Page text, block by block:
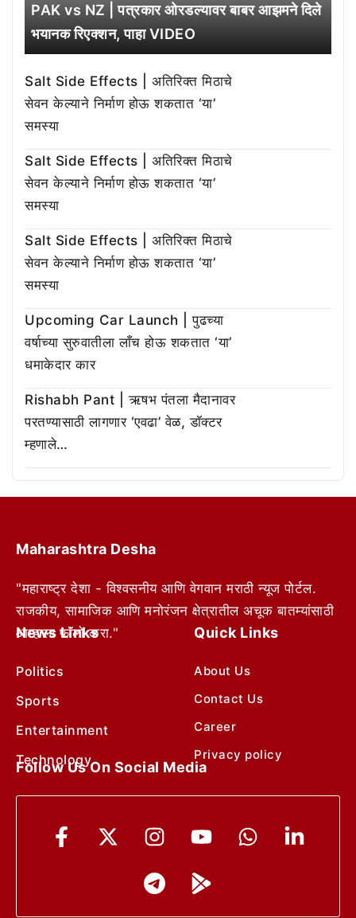
PAK vs NZ | पत्रकार ओरडल्यावर बाबर आझमने दिले
भयानक रिएक्शन, पाहा VIDEO
Salt Side Effects | अतिरिक्त मिठाचे
सेवन केल्याने निर्माण होऊ शकतात ‘या’
समस्या
Salt Side Effects | अतिरिक्त मिठाचे
सेवन केल्याने निर्माण होऊ शकतात ‘या’
समस्या
Salt Side Effects | अतिरिक्त मिठाचे
सेवन केल्याने निर्माण होऊ शकतात ‘या’
समस्या
Upcoming Car Launch | पुढच्या
वर्षाच्या सुरुवातीला लाँच होऊ शकतात ‘या’
धमाकेदार कार
Rishabh Pant | ऋषभ पंतला मैदानावर
परतण्यासाठी लागणार ‘एवढा’ वेळ, डॉक्टर
म्हणाले…
Maharashtra Desha
"महाराष्ट्र देशा - विश्वसनीय आणि वेगवान मराठी न्यूज पोर्टल.
राजकीय, सामाजिक आणि मनोरंजन क्षेत्रातील अचूक बातम्यांसाठी
आम्हाला फॉलो करा."
News Links
Politics
Sports
Entertainment
Technology
Quick Links
About Us
Contact Us
Career
Privacy policy
Follow Us On Social Media